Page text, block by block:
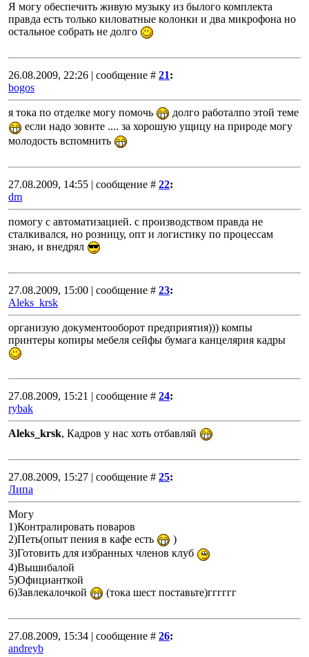
Я могу обеспечить живую музыку из былого комплекта
правда есть только киловатные колонки и два микрофона но
остальное собрать не долго
26.08.2009, 22:26 | сообщение # 21:
bogos
я тока по отделке могу помочь
долго работалпо этой теме
если надо зовите .... за хорошую ущицу на природе могу
молодость вспомнить
27.08.2009, 14:55 | сообщение # 22:
dm
помогу с автоматизацией. с производством правда не
сталкивался, но розницу, опт и логистику по процессам
знаю, и внедрял
27.08.2009, 15:00 | сообщение # 23:
Aleks_krsk
организую документооборот предприятия))) компы
принтеры копиры мебеля сейфы бумага канцелярия кадры
27.08.2009, 15:21 | сообщение # 24:
rybak
Aleks_krsk, Кадров у нас хоть отбавляй
27.08.2009, 15:27 | сообщение # 25:
Липа
Могу
1)Контралировать поваров
2)Петь(опыт пения в кафе есть
)
3)Готовить для избранных членов клуб
4)Вышибалой
5)Официанткой
6)Завлекалочкой
(тока шест поставьте)гггггг
27.08.2009, 15:34 | сообщение # 26:
andreyb